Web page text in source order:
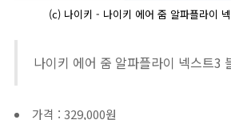
(c) 나이키 - 나이키 에어 줌 알파플라이
나이키 에어 줌 알파플라이 넥스트3
가격 : 329,000원